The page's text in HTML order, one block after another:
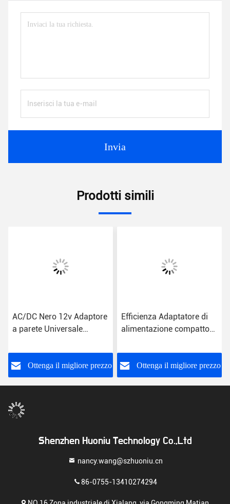
Invia
Prodotti simili
AC/DC Nero 12v Adaptore
a parete Universale
Collegamento Tipo 1,5m
Lunghezza del cavo
Ottenga il migliore prezzo
Efficienza Adaptatore di
alimentazione compatto
US/EU/UK/AU da 1,5 m
Ottenga il migliore prezzo
Shenzhen Huoniu Technology Co.,Ltd
nancy.wang@szhuoniu.cn
86-0755-13410274294